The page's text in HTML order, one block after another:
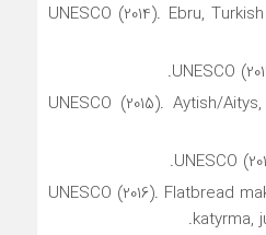
UNESCO (2014). Ebru,
UNESCO
UNESCO (2015). Aytish/
UNESCO
UNESCO (2016). Flatbread
katyrma,